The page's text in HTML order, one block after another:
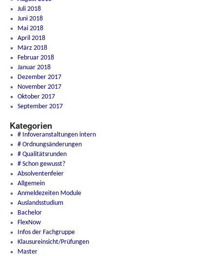
Juli 2018
Juni 2018
Mai 2018
April 2018
März 2018
Februar 2018
Januar 2018
Dezember 2017
November 2017
Oktober 2017
September 2017
Kategorien
# Infoveranstaltungen intern
# Ordnungsänderungen
# Qualitätsrunden
# Schon gewusst?
Absolventenfeier
Allgemein
Anmeldezeiten Module
Auslandsstudium
Bachelor
FlexNow
Infos der Fachgruppe
Klausureinsicht/Prüfungen
Master